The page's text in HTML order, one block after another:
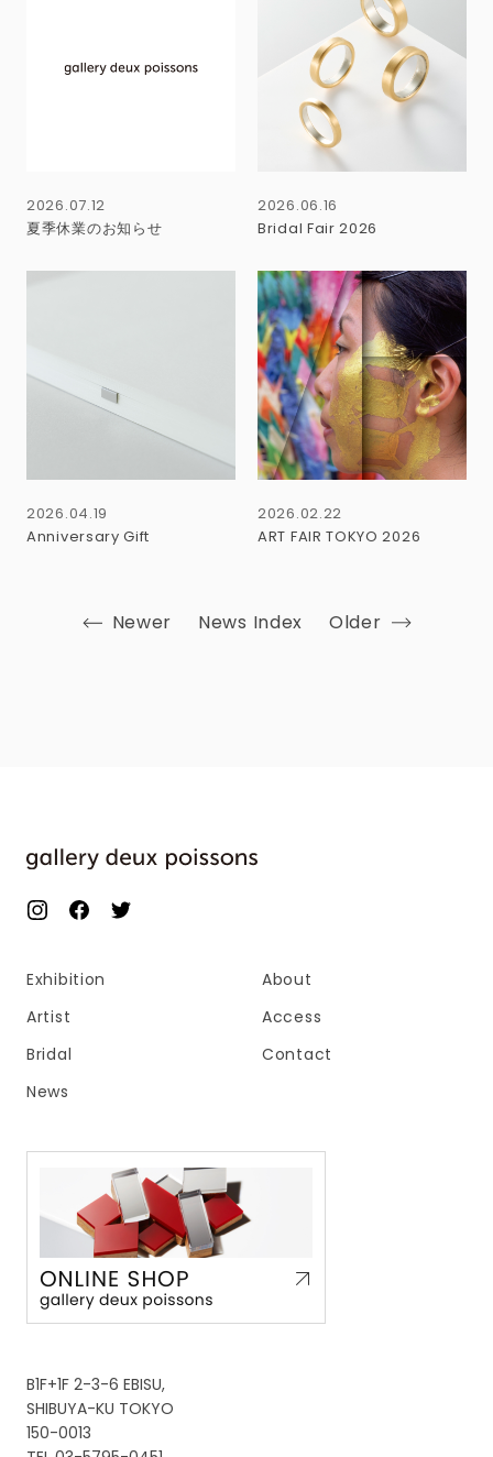
夏季休業のお知らせ
2026.07.12
Bridal Fair 2026
2026.06.16
Anniversary Gift
2026.04.19
ART FAIR TOKYO 2026
2026.02.22
Newer News Index Older
Exhibition
Artist
Bridal
News
About
Access
Contact
B1F+1F 2-3-6 EBISU,
SHIBUYA-KU TOKYO
150-0013